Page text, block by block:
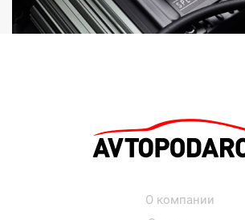
О компании